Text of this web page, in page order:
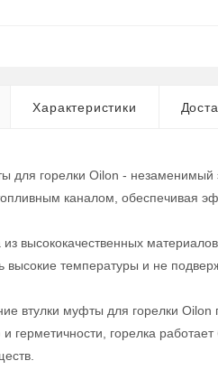
Характеристики
для горелки Oilon - незаменимый
каналом, обеспечивая
из высококачественных
высокие температуры и не
втулки муфты для горелки
герметичности, горелка